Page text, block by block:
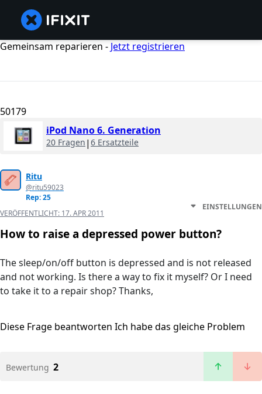
Gemeinsam reparieren - Jetzt registrieren
50179
iPod Nano 6. Generation
20 Fragen | 6 Ersatzteile
Ritu
@ritu59023
Rep: 25
VERÖFFENTLICHT: 17. APR 2011
EINSTELLUNGEN
How to raise a depressed power button?
The sleep/on/off button is depressed and is not released
and not working. Is there a way to fix it myself? Or I need
to take it to a repair shop? Thanks,
Diese Frage beantworten Ich habe das gleiche Problem
Bewertung 2